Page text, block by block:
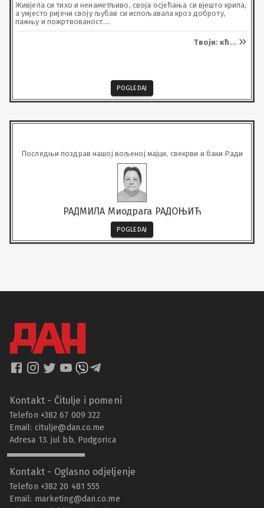
Живјела си тихо и ненаметљиво, своја осјећања си вјешто крила,
а умјесто ријечи своју љубав си испољавала кроз доброту,
пажњу и пожртвованост.
Твој одлазак оставиће празнину коју нико не може да попуни.
Била си тиха снага породице, племенита мајка, пуна љубави и
Твоји: кћ ...
POGLEDAJ
Последњи поздрав нашој вољеној мајци, свекрви и баки Ради
РАДМИЛА Миодрага РАДОЊИЋ
POGLEDAJ
Kontakt - Čitulje i pomeni
Telefon +382 67 009 322
Email: citulje@dan.co.me
Adresa 13. jul bb, Podgorica
Kontakt - Oglasno odjeljenje
Telefon +382 20 481 555
Email: marketing@dan.co.me